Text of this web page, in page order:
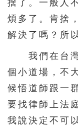
捨了。一般人
煩多了。肯捨
解決了嗎？所
我們在台灣
個小道場，不
候悟道師跟一
要找律師上法
我說決定不可